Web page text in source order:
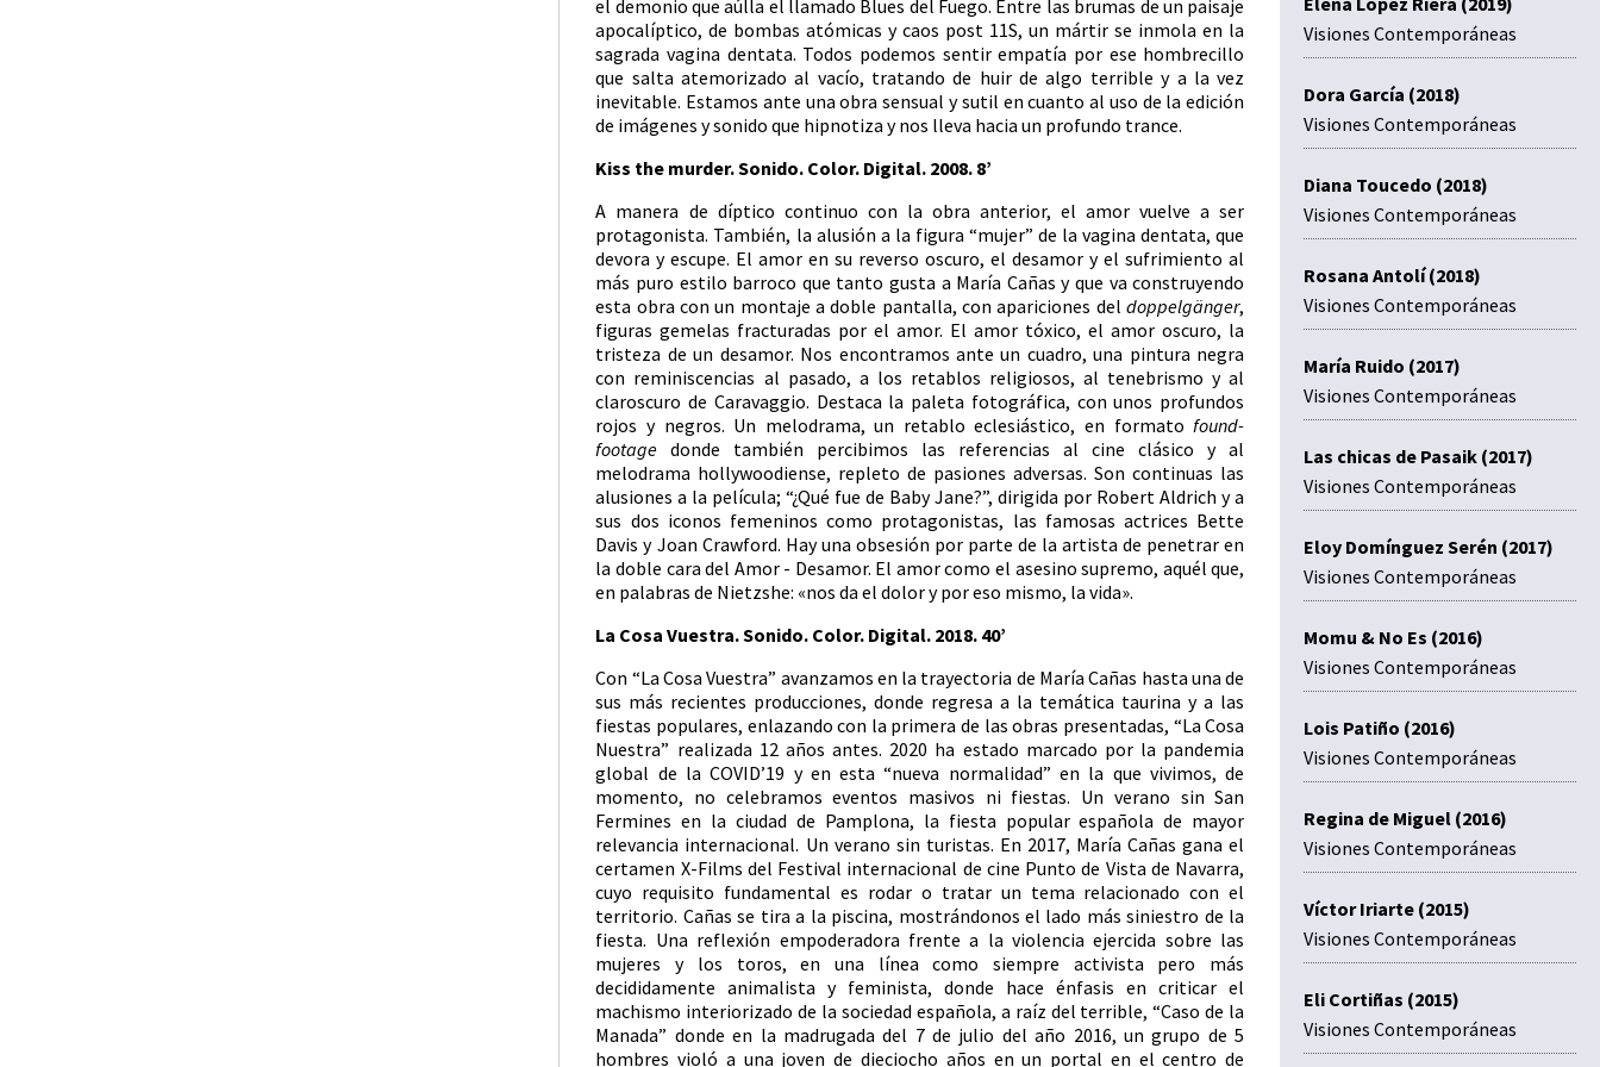
el demonio que aúlla el llamado Blues del Fuego. Entre las brumas de un paisaje
apocalíptico, de bombas atómicas y caos post 11S, un mártir se inmola en la
sagrada vagina dentata. Todos podemos sentir empatía por ese hombrecillo
que salta atemorizado al vacío, tratando de huir de algo terrible y a la vez
inevitable. Estamos ante una obra sensual y sutil en cuanto al uso de la edición
de imágenes y sonido que hipnotiza y nos lleva hacia un profundo trance.
Kiss the murder. Sonido. Color. Digital. 2008. 8’
A manera de díptico continuo con la obra anterior, el amor vuelve a ser
protagonista. También, la alusión a la figura “mujer” de la vagina dentata, que
devora y escupe. El amor en su reverso oscuro, el desamor y el sufrimiento al
más puro estilo barroco que tanto gusta a María Cañas y que va construyendo
esta obra con un montaje a doble pantalla, con apariciones deldoppelgänger,
figuras gemelas fracturadas por el amor. El amor tóxico, el amor oscuro, la
tristeza de un desamor. Nos encontramos ante un cuadro, una pintura negra
con reminiscencias al pasado, a los retablos religiosos, al tenebrismo y al
claroscuro de Caravaggio. Destaca la paleta fotográfica, con unos profundos
rojos y negros. Un melodrama, un retablo eclesiástico, en formato found-
footage donde también percibimos las referencias al cine clásico y al
melodrama hollywoodiense, repleto de pasiones adversas. Son continuas las
alusiones a la película; “¿Qué fue de Baby Jane?”, dirigida por Robert Aldrich y a
sus dos iconos femeninos como protagonistas, las famosas actrices Bette
Davis y Joan Crawford. Hay una obsesión por parte de la artista de penetrar en
la doble cara del Amor - Desamor. El amor como el asesino supremo, aquél que,
en palabras de Nietzshe: «nos da el dolor y por eso mismo, la vida».
La Cosa Vuestra. Sonido. Color. Digital. 2018. 40’
Con “La Cosa Vuestra” avanzamos en la trayectoria de María Cañas hasta una de
sus más recientes producciones, donde regresa a la temática taurina y a las
fiestas populares, enlazando con la primera de las obras presentadas, “La Cosa
Nuestra” realizada 12 años antes. 2020 ha estado marcado por la pandemia
global de la COVID’19 y en esta “nueva normalidad” en la que vivimos, de
momento, no celebramos eventos masivos ni fiestas. Un verano sin San
Fermines en la ciudad de Pamplona, la fiesta popular española de mayor
relevancia internacional. Un verano sin turistas. En 2017, María Cañas gana el
certamen X-Films del Festival internacional de cine Punto de Vista de Navarra,
cuyo requisito fundamental es rodar o tratar un tema relacionado con el
territorio. Cañas se tira a la piscina, mostrándonos el lado más siniestro de la
fiesta. Una reflexión empoderadora frente a la violencia ejercida sobre las
mujeres y los toros, en una línea como siempre activista pero más
decididamente animalista y feminista, donde hace énfasis en criticar el
machismo interiorizado de la sociedad española, a raíz del terrible, “Caso de la
Manada” donde en la madrugada del 7 de julio del año 2016, un grupo de 5
hombres violó a una joven de dieciocho años en un portal en el centro de
Visiones Contemporáneas
Dora García (2018)
Visiones Contemporáneas
Diana Toucedo (2018)
Visiones Contemporáneas
Rosana Antolí (2018)
Visiones Contemporáneas
María Ruido (2017)
Visiones Contemporáneas
Las chicas de Pasaik (2017)
Visiones Contemporáneas
Eloy Domínguez Serén (2017)
Visiones Contemporáneas
Momu & No Es (2016)
Visiones Contemporáneas
Lois Patiño (2016)
Visiones Contemporáneas
Regina de Miguel (2016)
Visiones Contemporáneas
Víctor Iriarte (2015)
Visiones Contemporáneas
Eli Cortiñas (2015)
Visiones Contemporáneas